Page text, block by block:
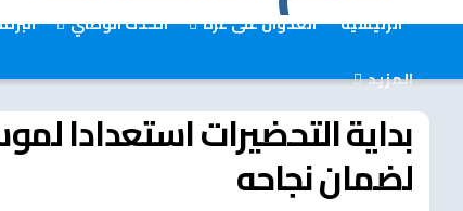
الرئيسية العدوان على غزة الحدث الوطني
المزيد
بداية التحضيرات استعدادا
لضمان نجاحه